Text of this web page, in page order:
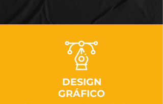
DESIGN
GRÁFICO